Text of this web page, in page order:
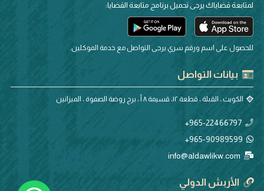
لمتابعة قضاياك يرجى تحميل برنامج متابعة القضايا:
للحصول على اسم ورقم سري يرجى التواصل مع خدمة الموكلين.
بيانات التواصل
الكويت ، القبلة ، قطعة ١٢، قسيمة ٨ أ ، برج روضة الصفوة ، الميزانين
965-22466797+
965-90989599+
info@aldawlikw.com
الأربش الدولي